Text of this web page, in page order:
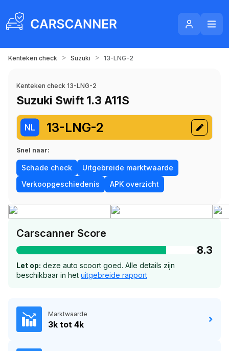
Kenteken check > Suzuki > 13-LNG-2
Kenteken check 13-LNG-2
Suzuki Swift 1.3 A11S
NL 13-LNG-2
Snel naar:
Schade check
Uitgebreide marktwaarde
Verkoopgeschiedenis
APK overzicht
Carscanner Score
8.3
Let op: deze auto scoort goed. Alle details zijn
beschikbaar in het uitgebreide rapport
Marktwaarde
3k tot 4k